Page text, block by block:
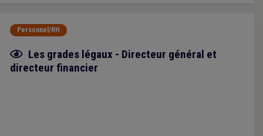
Personnel/RH
Fiche focus
Les grades légaux - Directeur général et
directeur financier